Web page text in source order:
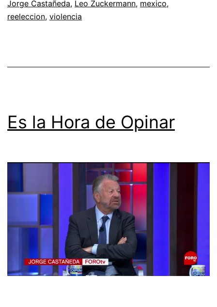
Jorge Castañeda, Leo Zuckermann, mexico,
reeleccion, violencia
Es la Hora de Opinar